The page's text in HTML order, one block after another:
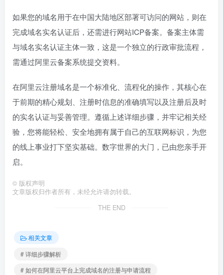
如果您的域名用于在中国大陆地区部署可访问的网站，则在
完成域名实名认证后，还需进行网站ICP备案。备案主体需
与域名实名认证主体一致，这是一个独立的行政审批流程，
需通过阿里云备案系统提交资料。
在阿里云注册域名是一个标准化、流程化的操作，其核心在
于前期的精心规划、注册时信息的准确填写以及注册后及时
的实名认证与妥善管理。遵循上述详细步骤，并牢记相关经
验，您将能轻松、安全地拥有属于自己的互联网标识，为您
的线上事业打下坚实基础。数字世界的大门，已由您亲手开
启。
© 版权声明
文章版权归作者所有，未经允许请勿转载。
THE END
相关文章
# 详细步骤解析
# 如何在阿里云平台上完成域名的注册与申请流程